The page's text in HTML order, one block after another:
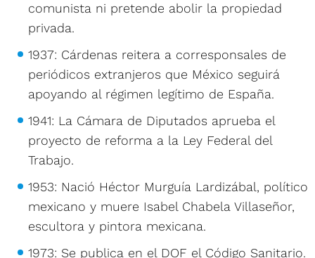
comunista ni pretende abolir la propiedad
privada.
1937: Cárdenas reitera a corresponsales de
periódicos extranjeros que México seguirá
apoyando al régimen legítimo de España.
1941: La Cámara de Diputados aprueba el
proyecto de reforma a la Ley Federal del
Trabajo.
1953: Nació Héctor Murguía Lardizábal, político
mexicano y muere Isabel Chabela Villaseñor,
escultora y pintora mexicana.
1973: Se publica en el DOF el Código Sanitario.